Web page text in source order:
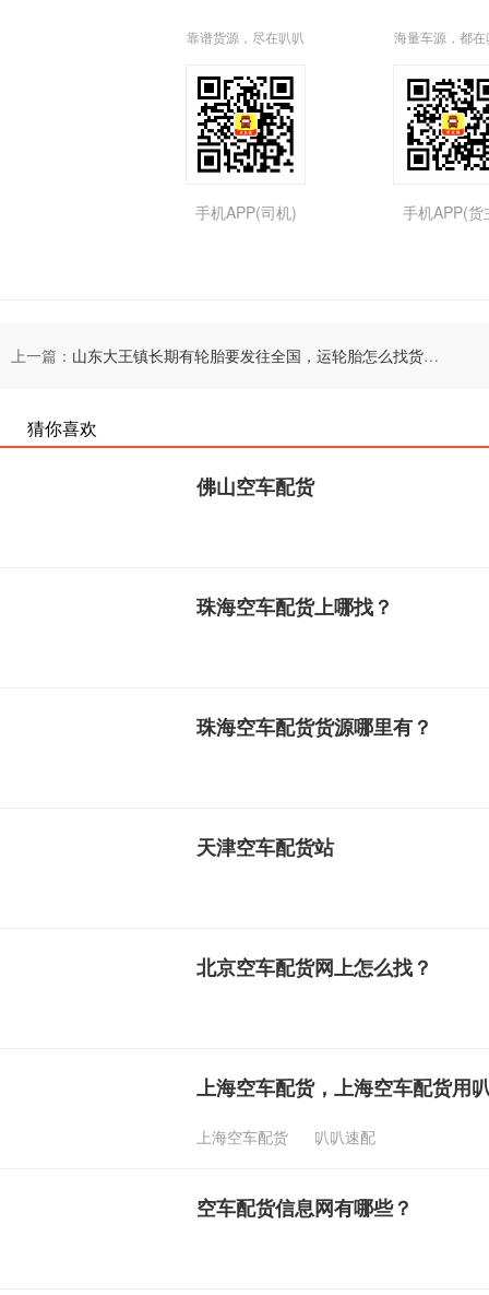
靠谱货源，尽在叭叭
手机APP(司机)
海量车源，都在
手机APP(货
上一篇： 山东大王镇长期有轮胎要发往全国，运轮胎怎么找货车车源？
猜你喜欢
佛山空车配货
珠海空车配货上哪找？
珠海空车配货货源哪里有？
天津空车配货站
北京空车配货网上怎么找？
上海空车配货，上海空车配货用
上海空车配货 叭叭速配
空车配货信息网有哪些？